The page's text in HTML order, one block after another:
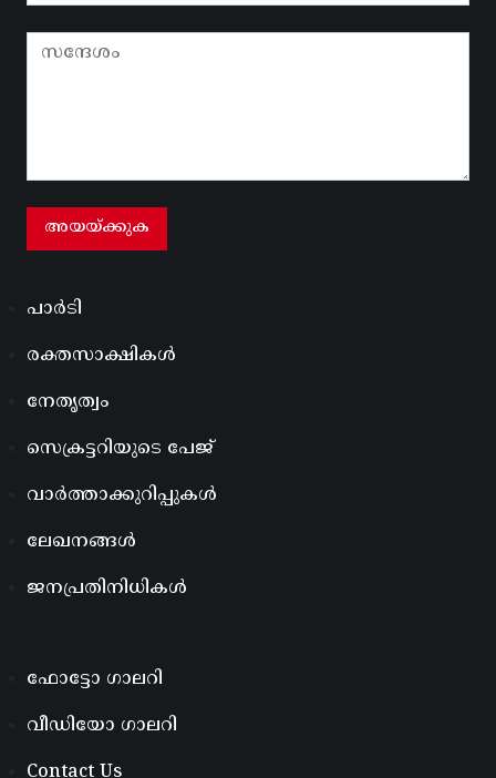
പാർടി
രക്തസാക്ഷികൾ
നേതൃത്വം
സെക്രട്ടറിയുടെ പേജ്
വാർത്താക്കുറിപ്പുകൾ
ലേഖനങ്ങൾ
ജനപ്രതിനിധികൾ
ഫോട്ടോ ഗാലറി
വീഡിയോ ഗാലറി
Contact Us